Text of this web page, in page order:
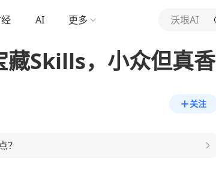
AI 更多 沃垠AI
藏Skills，小众但真香
关注
？